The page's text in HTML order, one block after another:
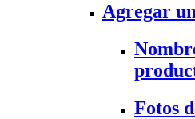
Agregar
Fotos